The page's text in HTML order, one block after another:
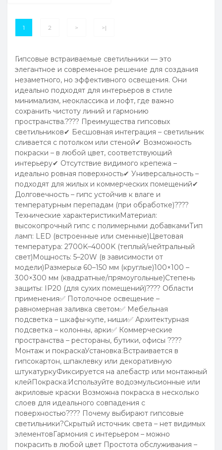
1 2 > >|
Гипсовые встраиваемые светильники — это
элегантное и современное решение для создания
незаметного, но эффективного освещения. Они
идеально подходят для интерьеров в стиле
минимализм, неоклассика и лофт, где важно
сохранить чистоту линий и гармонию
пространства.???? Преимущества гипсовых
светильников✔ Бесшовная интеграция – светильник
сливается с потолком или стеной✔ Возможность
покраски – в любой цвет, соответствующий
интерьеру✔ Отсутствие видимого крепежа –
идеально ровная поверхность✔ Универсальность –
подходят для жилых и коммерческих помещений✔
Долговечность – гипс устойчив к влаге и
температурным перепадам (при обработке)????
Технические характеристикиМатериал:
высокопрочный гипс с полимерными добавкамиТип
ламп: LED (встроенные или сменные)Цветовая
температура: 2700K–4000K (теплый/нейтральный
свет)Мощность: 5–20W (в зависимости от
модели)Размеры:⌀ 60–150 мм (круглые)100×100 –
300×300 мм (квадратные/прямоугольные)Степень
защиты: IP20 (для сухих помещений)???? Области
применения✅ Потолочное освещение –
равномерная заливка светом✅ Мебельная
подсветка – шкафы-купе, ниши✅ Архитектурная
подсветка – колонны, арки✅ Коммерческие
пространства – рестораны, бутики, офисы ????
Монтаж и покраскаУстановка:Встраивается в
гипсокартон, шпаклевку или декоративную
штукатуркуФиксируется на алебастр или монтажный
клейПокраска:Используйте водоэмульсионные или
акриловые краски Возможна покраска в несколько
слоев для идеального совпадения с
поверхностью???? Почему выбирают гипсовые
светильники?Скрытый источник света – нет видимых
элементовГармония с интерьером – можно
покрасить в любой цвет Простота обслуживания –